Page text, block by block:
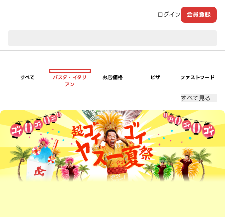
ログイン 会員登録
すべて
パスタ・イタリ
アン
お店価格 ピザ ファストフード
すべて見る
超ゴイゴイヤスー夏祭